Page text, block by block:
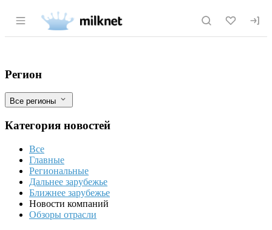
Раздел навигации по сайту milknet.ru
ОАО «Кемеровохлеб» приступает к
Фильтры
Регион
Все регионы
Категория новостей
Все
Главные
Региональные
Дальнее зарубежье
Ближнее зарубежье
Новости компаний
Обзоры отрасли